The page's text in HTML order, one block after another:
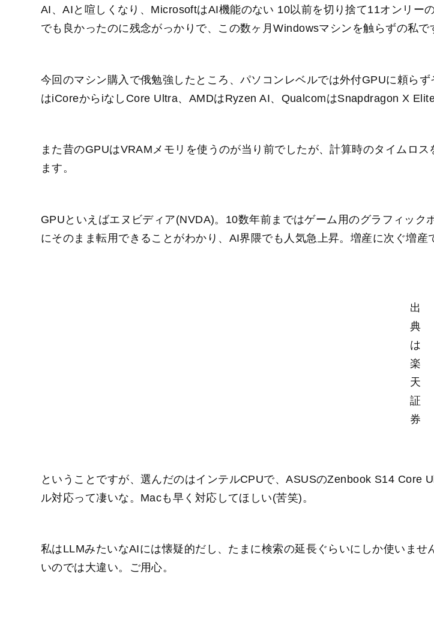
AI、AIと喧しくなり、MicrosoftはAI機能のない 10以前を切り捨て11オンリ
でも良かったのに残念がっかりで、この数ヶ月Windowsマシンを触らずの私で
今回のマシン購入で俄勉強したところ、パソコンレベルでは外付GPUに頼ら
はiCoreからiなしCore Ultra、AMDはRyzen AI、QualcomはSnapdragon X
また昔のGPUはVRAMメモリを使うのが当り前でしたが、計算時のタイムロ
ます。
GPUといえばエヌビディア(NVDA)。10数年前まではゲーム用のグラフィッ
にそのまま転用できることがわかり、AI界隈でも人気急上昇。増産に次ぐ増産
出
典
は
楽
天
証
券
ということですが、選んだのはインテルCPUで、ASUSのZenbook S14
ル対応って凄いな。Macも早く対応してほしい(苦笑)。
私はLLMみたいなAIには懐疑的だし、たまに検索の延長ぐらいにしか使いま
いのでは大違い。ご用心。